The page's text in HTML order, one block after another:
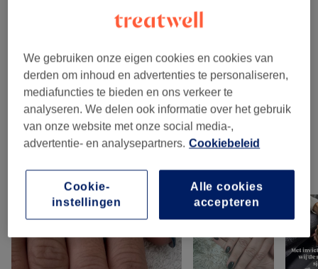
Permanente Make-up (4)
Wimpers En Wenkbrauwen (6) vanaf €13,50
Specialisaties ( 1)
Gezichtsbehandelingen (1)
Ons werk
Klik op de afbeelding voor meer details
We gebruiken onze eigen cookies en cookies van
derden om inhoud en advertenties te personaliseren,
mediafuncties te bieden en ons verkeer te
analyseren. We delen ook informatie over het gebruik
van onze website met onze social media-,
advertentie- en analysepartners. Cookiebeleid
Alle cookies
accepteren
Cookie-
instellingen